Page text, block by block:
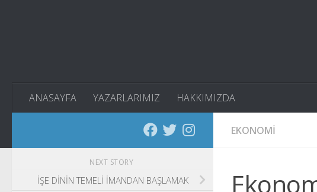
ANASAYFA YAZARLARIMIZ HAKKIMIZDA
EKONOMI
NEXT STORY
İŞE DİNİN TEMELİ İMANDAN BAŞLAMAK